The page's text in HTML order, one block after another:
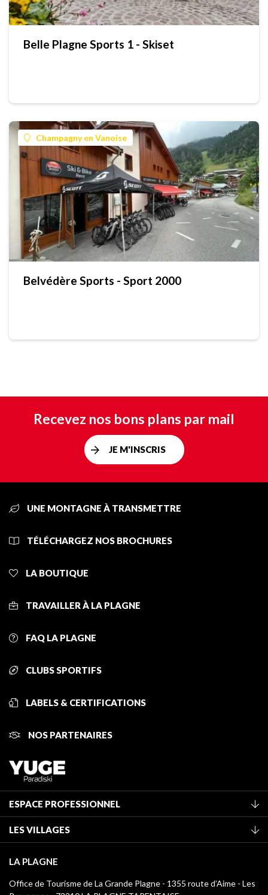
Belle Plagne Sports 1 - Skiset
Champagny en Vanoise
Belvédère Sports - Sport 2000
Recevez nos bons plans par mail
JE M'INSCRIS
UNE MONTAGNE À TRANSMETTRE
TÉLÉCHARGEZ NOS BROCHURES
LA BOUTIQUE
TRAVAILLER À LA PLAGNE
FAQ LA PLAGNE
CLUBS SPORTIFS
LABELS & CERTIFICATIONS
NOS PARTENAIRES
ESPACE PROFESSIONNEL
Classement des meublés
Taxe de séjour
Médiathèque
LES VILLAGES
Champagny-en-Vanoise
Montchavin - Les Coches
LA PLAGNE
Office de Tourisme de La Grande Plagne - 1355 route d’Aime - Les